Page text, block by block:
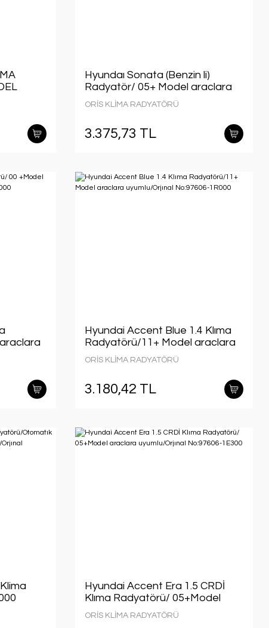
Hyundaı Sonata (Benzin li)
Radyatör/ 05+ Model araclara
uyumlu/Orjınal No:97606-3K160
ORİS KLİMA RADYATÖRÜ
3.375,73 TL
2D000
Hyundai Accent Blue 1.4 Klıma
Radyatörü/11+ Model araclara
uyumlu/Orjınal No:97606-1R000
ORİS KLİMA RADYATÖRÜ
3.180,42 TL
25500
Hyundai Accent Era 1.5 CRDİ
Klıma Radyatörü/ 05+Model
araclara uyumlu/Orjınal
No:97606-1E300
ORİS KLİMA RADYATÖRÜ